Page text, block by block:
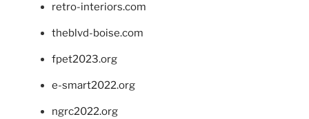
retro-interiors.com
theblvd-boise.com
fpet2023.org
e-smart2022.org
ngrc2022.org